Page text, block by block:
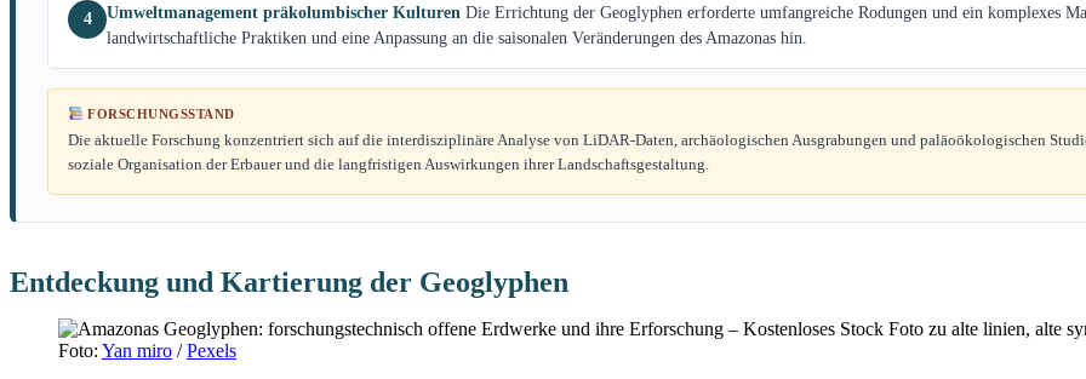
4 Umweltmanagement präkolumbischer Kulturen Die Errichtung der Geoglyphen erforderte umfangreiche Rodungen und ein komplexes
landwirtschaftliche Praktiken und eine Anpassung an die saisonalen Veränderungen des Amazonas hin.
FORSCHUNGSSTAND
Die aktuelle Forschung konzentriert sich auf die interdisziplinäre Analyse von LiDAR-Daten, archäologischen Ausgrabungen und paläoökologischen
soziale Organisation der Erbauer und die langfristigen Auswirkungen ihrer Landschaftsgestaltung.
Entdeckung und Kartierung der Geoglyphen
Foto: Yan miro /Pexels